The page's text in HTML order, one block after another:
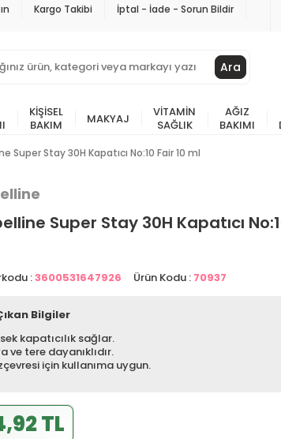
Kargo Takibi İptal - İade - Sorun Bildir
Ara
KIŞISEL
BAKIM
MAKYAJ
VITAMIN
SAĞLIK
AĞIZ
BAKIMI
Super Stay 30H Kapatıcı No:10 Fair 10 ml
Super Stay 30H Kapatıcı
:3600531647926 Ürün Kodu : 70937
Bilgiler
kapatıcılık sağlar.
ve tere dayanıklıdır.
için kullanıma uygun.
TL